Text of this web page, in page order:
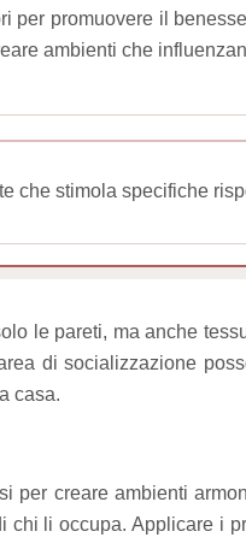
promuovere il
ambienti che
che stimola specifiche
le pareti, ma anche
di socializzazione
casa.
creare ambienti
li occupa. Applicare i